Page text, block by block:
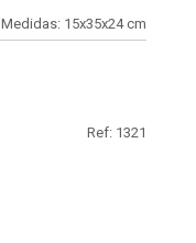
Medidas: 15x35x24 cm
Ref: 1321